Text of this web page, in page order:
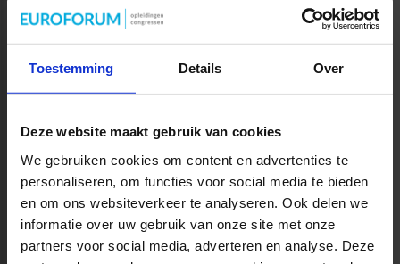
Toestemming Details Over
Deze website maakt gebruik van cookies
We gebruiken cookies om content en advertenties te
personaliseren, om functies voor social media te bieden
en om ons websiteverkeer te analyseren. Ook delen we
informatie over uw gebruik van onze site met onze
partners voor social media, adverteren en analyse. Deze
aanvragen van vergunningen rekening met
specifieke belangen?